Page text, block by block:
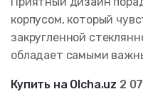
корпусом, который
закругленной
обладает самыми
Купить на Olcha.uz 2